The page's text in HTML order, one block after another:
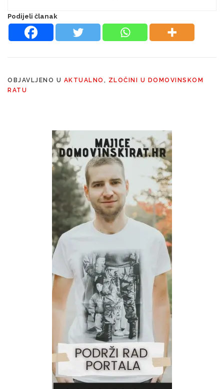
Podijeli članak
OBJAVLJENO U AKTUALNO , ZLOČINI U DOMOVINSKOM
RATU